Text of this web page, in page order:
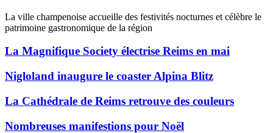
La ville champenoise accueille des festivités nocturnes et célèbre le
patrimoine gastronomique de la région
La Magnifique Society électrise Reims en mai
Nigloland inaugure le coaster Alpina Blitz
La Cathédrale de Reims retrouve des couleurs
Nombreuses manifestions pour Noël